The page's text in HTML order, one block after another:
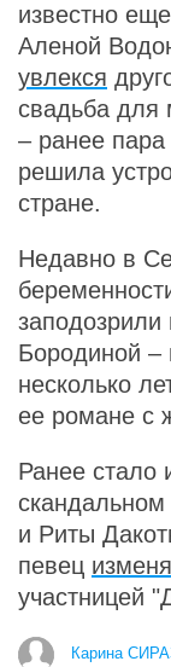
известно
Аленой
увлекся
свадьба для
– ранее
решила
стране.
Недавно в
Бородиной –
несколько
ее романе с
Ранее стало
скандальном
и Риты
певец
участницей
Карина